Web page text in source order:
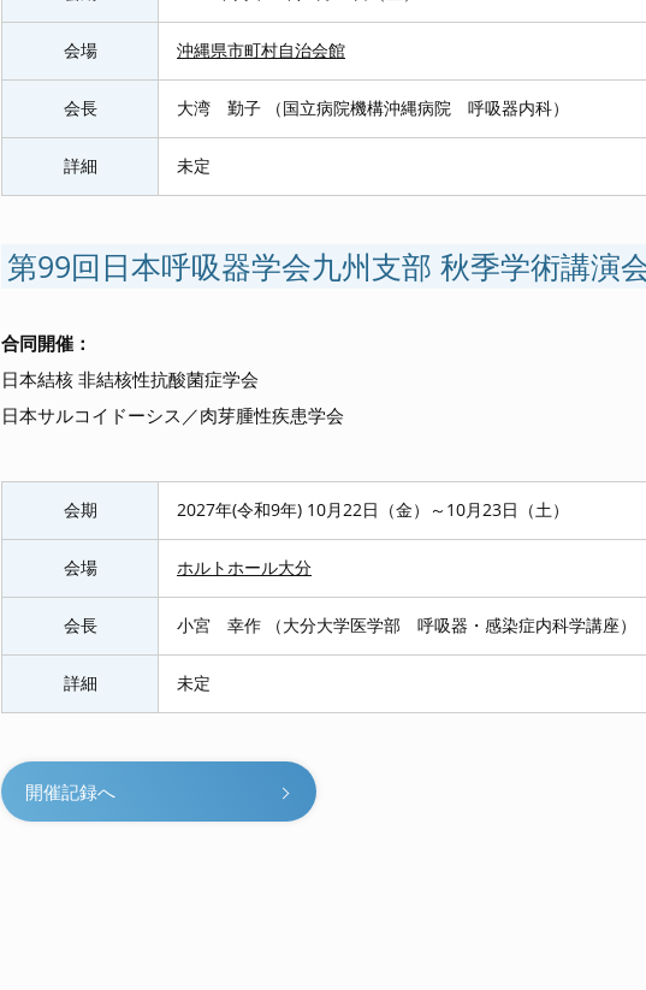
会場 沖縄県市町村自治会館
会長 大湾 勤子 （国立病院機構沖縄病院 呼吸器内科）
詳細 未定
第99回日本呼吸器学会九州支部 秋季学術講演
合同開催：
日本結核 非結核性抗酸菌症学会
日本サルコイドーシス／肉芽腫性疾患学会
会期 2027年(令和9年) 10月22日（金）～10月23日（土）
会場 ホルトホール大分
会長 小宮 幸作 （大分大学医学部 呼吸器・感染症内科学講座）
詳細 未定
開催記録へ